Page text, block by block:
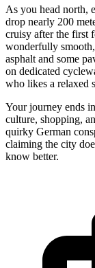
As you head north,
drop nearly 200
cruisy after the first
wonderfully
asphalt and some
on dedicated
who likes a relaxed
Your journey ends
culture, shopping,
quirky German
claiming the city
know better.